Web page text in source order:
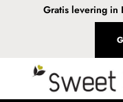
Gratis levering in